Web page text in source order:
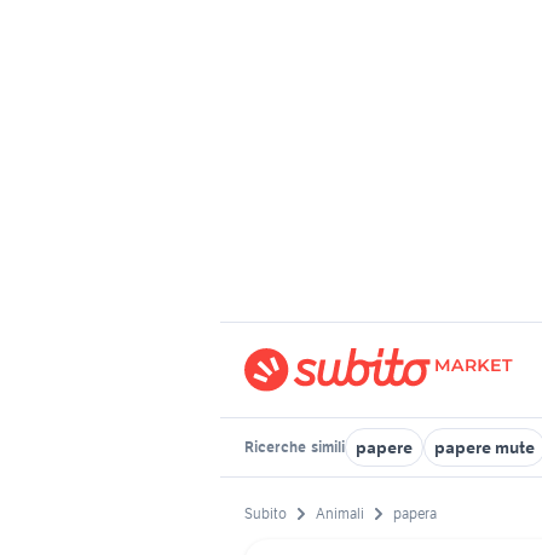
Ricerche simili papere papere mute
Subito Animali papera